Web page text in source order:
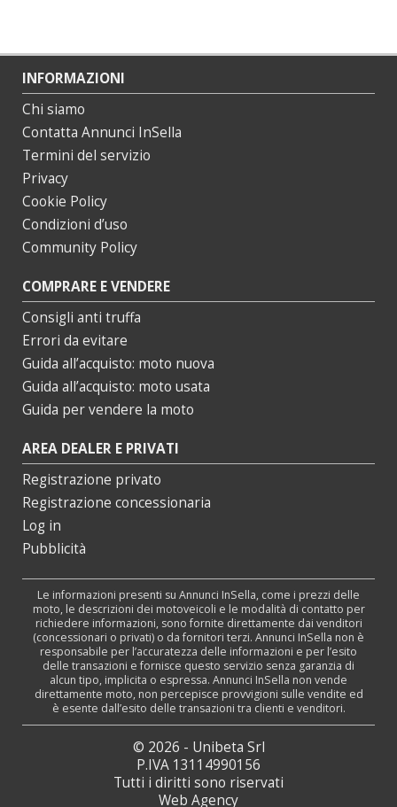
INFORMAZIONI
Chi siamo
Contatta Annunci InSella
Termini del servizio
Privacy
Cookie Policy
Condizioni d’uso
Community Policy
COMPRARE E VENDERE
Consigli anti truffa
Errori da evitare
Guida all’acquisto: moto nuova
Guida all’acquisto: moto usata
Guida per vendere la moto
AREA DEALER E PRIVATI
Registrazione privato
Registrazione concessionaria
Log in
Pubblicità
Le informazioni presenti su Annunci InSella, come i prezzi delle
moto, le descrizioni dei motoveicoli e le modalità di contatto per
richiedere informazioni, sono fornite direttamente dai venditori
(concessionari o privati) o da fornitori terzi. Annunci InSella non è
responsabile per l’accuratezza delle informazioni e per l’esito
delle transazioni e fornisce questo servizio senza garanzia di
alcun tipo, implicita o espressa. Annunci InSella non vende
direttamente moto, non percepisce provvigioni sulle vendite ed
è esente dall’esito delle transazioni tra clienti e venditori.
© 2026 - Unibeta Srl
P.IVA 13114990156
Tutti i diritti sono riservati
Web Agency